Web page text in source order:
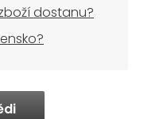
dostanu?